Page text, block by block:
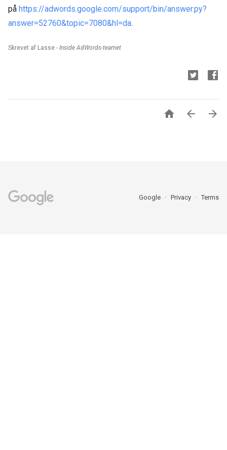
på https://adwords.google.com/support/bin/answer.py?
answer=52760&topic=7080&hl=da.
Skrevet af Lasse - Inside AdWords-teamet
  
Google Privacy Terms